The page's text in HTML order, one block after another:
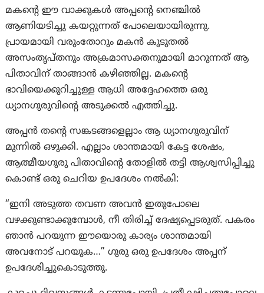
മകന്റെ ഈ വാക്കുകൾ അപ്പന്റെ നെഞ്ചിൽ
ആണിയടിച്ചു കയറ്റുന്നത് പോലെയായിരുന്നു.
പ്രായമായി വരുംതോറും മകൻ കൂടുതൽ
അസംതൃപ്തനും അക്രമാസക്തനുമായി മാറുന്നത് ആ
പിതാവിന് താങ്ങാൻ കഴിഞ്ഞില്ല. മകന്റെ
ഭാവിയെക്കുറിച്ചുള്ള ആധി അദ്ദേഹത്തെ ഒരു
ധ്യാനഗുരുവിന്റെ അടുക്കൽ എത്തിച്ചു.
അപ്പൻ തന്റെ സങ്കടങ്ങളെല്ലാം ആ ധ്യാനഗുരുവിന്
മുന്നിൽ ഒഴുക്കി. എല്ലാം ശാന്തമായി കേട്ട ശേഷം,
ആത്മീയഗുരു പിതാവിന്റെ തോളിൽ തട്ടി ആശ്വസിപ്പിച്ചു
കൊണ്ട് ഒരു ചെറിയ ഉപദേശം നൽകി:
“ഇനി അടുത്ത തവണ അവൻ ഇതുപോലെ
വഴക്കുണ്ടാക്കുമ്പോൾ, നീ തിരിച്ച് ദേഷ്യപ്പെടരുത്. പകരം
ഞാൻ പറയുന്ന ഈയൊരു കാര്യം ശാന്തമായി
അവനോട് പറയുക…” ഗുരു ഒരു ഉപദേശം അപ്പന്
ഉപദേശിച്ചുകൊടുത്തു.